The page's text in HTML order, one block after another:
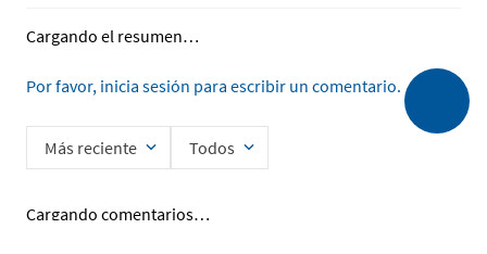
Cargando el resumen…
Por favor, inicia sesión para escribir un comentario.
Más reciente Todos
Cargando comentarios…